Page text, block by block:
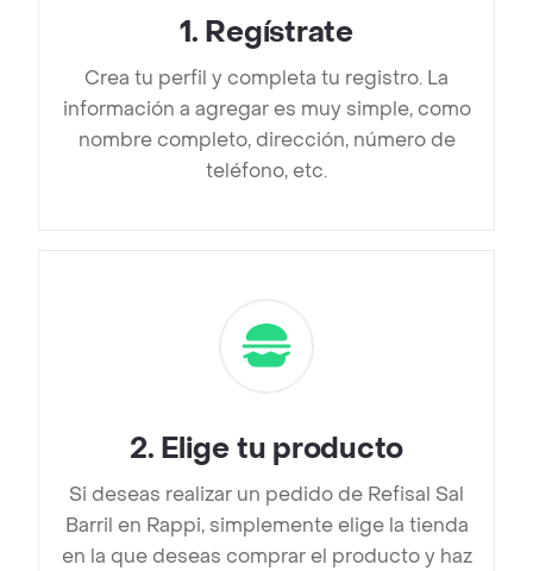
1. Regístrate
Crea tu perfil y completa tu registro. La
información a agregar es muy simple, como
nombre completo, dirección, número de
teléfono, etc.
2. Elige tu producto
Si deseas realizar un pedido de Refisal Sal
Barril en Rappi, simplemente elige la tienda
en la que deseas comprar el producto y haz